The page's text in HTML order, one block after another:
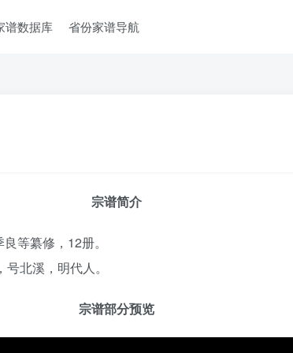
谱数据库 省份家谱导航
宗谱简介
等纂修，12册。
北溪，明代人。
宗谱部分预览